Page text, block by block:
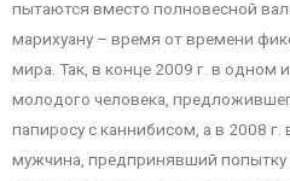
пытаются вместо полновесной
марихуану – время от времени
мира. Так, в конце 2009 г. в одном
молодого человека,
папиросу с каннибисом, а в 2008
мужчина, предпринявший попытку